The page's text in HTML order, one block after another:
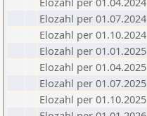
Elozahl per 01.07.2024
Elozahl per 01.10.2024
Elozahl per 01.01.2025
Elozahl per 01.04.2025
Elozahl per 01.07.2025
Elozahl per 01.10.2025